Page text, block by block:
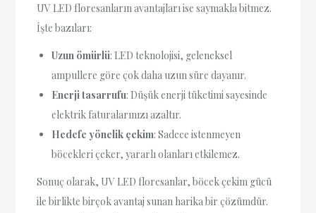
UV LED floresanların avantajları ise saymakla bitmez.
İşte bazıları:
Uzun ömürlü: LED teknolojisi, geleneksel
ampullere göre çok daha uzun süre dayanır.
Enerji tasarrufu: Düşük enerji tüketimi sayesinde
elektrik faturalarınızı azaltır.
Hedefe yönelik çekim: Sadece istenmeyen
böcekleri çeker, yararlı olanları etkilemez.
Sonuç olarak, UV LED floresanlar, böcek çekim gücü
ile birlikte birçok avantaj sunan harika bir çözümdür.